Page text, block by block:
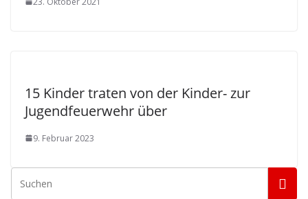
15 Kinder traten von der Kinder- zur
Jugendfeuerwehr über
9. Februar 2023